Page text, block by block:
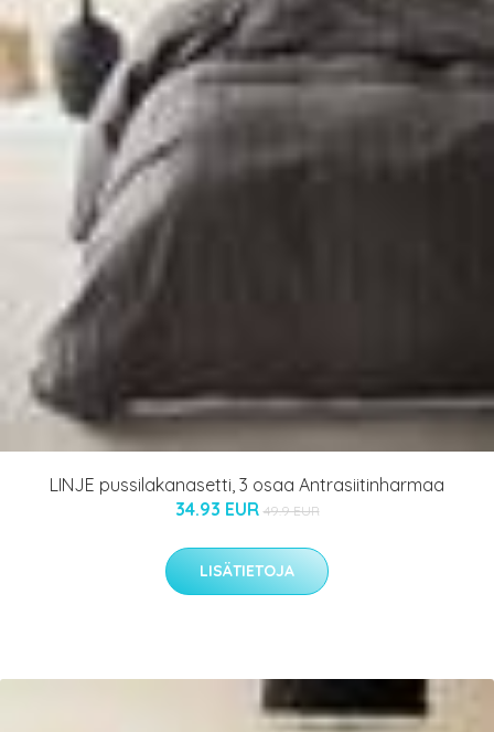
LINJE pussilakanasetti, 3 osaa Antrasiitinharmaa
34.93 EUR 49.9 EUR
LISÄTIETOJA